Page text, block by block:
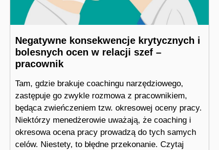
Negatywne konsekwencje krytycznych i
bolesnych ocen w relacji szef –
pracownik
Tam, gdzie brakuje coachingu narzędziowego,
zastępuje go zwykle rozmowa z pracownikiem,
będąca zwieńczeniem tzw. okresowej oceny pracy.
Niektórzy menedżerowie uważają, że coaching i
okresowa ocena pracy prowadzą do tych samych
celów. Niestety, to błędne przekonanie. Czytaj